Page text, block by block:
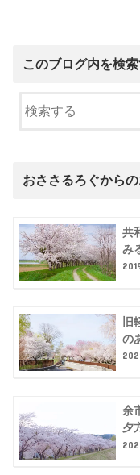
このブログ内を検
おささるろぐから
共
み
旧
の
余
夕